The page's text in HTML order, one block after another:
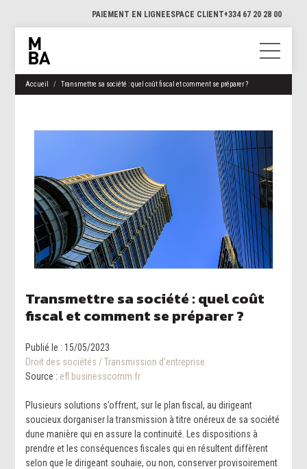
PAIEMENT EN LIGNEESPACE CLIENT+334 67 20 28 00
Accueil Transmettre sa société : quel coût fiscal et comment se préparer ?
Transmettre sa société : quel coût
fiscal et comment se préparer ?
Publié le :15/05/2023
Droit des sociétés /Transmission d’entreprise
Source : efl.businesscomm.fr
Plusieurs solutions s’offrent, sur le plan fiscal, au dirigeant
soucieux dorganiser la transmission à titre onéreux de sa société
dune manière qui en assure la continuité. Les dispositions à
prendre et les conséquences fiscales qui en résultent diffèrent
selon que le dirigeant souhaie, ou non, conserver provisoirement